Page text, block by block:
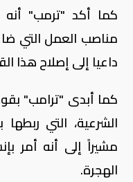
كما أكد "ترمب"
مناصب العمل التي
داعيا إلى إصلاح هذا
كما أبدى "ترامب"
الشرعية، التي ربطها
مشيراً إلى أنه أمر
الهجرة.